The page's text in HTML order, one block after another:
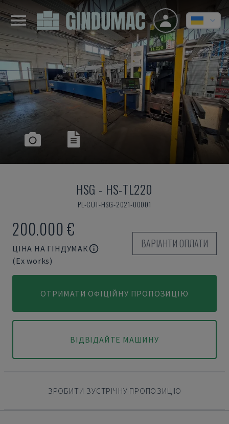
HSG - HS-TL220
PL-CUT-HSG-2021-00001
200.000 €
ЦІНА НА ГІНДУМАК
(Ex works)
ВАРІАНТИ ОПЛАТИ
ОТРИМАТИ ОФІЦІЙНУ ПРОПОЗИЦІЮ
ВІДВІДАЙТЕ МАШИНУ
ЗРОБИТИ ЗУСТРІЧНУ ПРОПОЗИЦІЮ